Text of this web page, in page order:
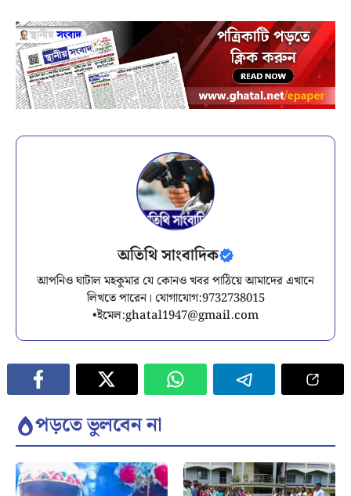
অতিথি সাংবাদিক
আপনিও ঘাটাল মহকুমার যে কোনও খবর পাঠিয়ে আমাদের এখানে
লিখতে পারেন। যোগাযোগ:9732738015
•ইমেল:ghatal1947@gmail.com
পড়তে ভুলবেন না